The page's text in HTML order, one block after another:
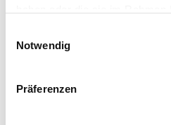
Sie unter:Datenschutz
Notwendig
Präferenzen